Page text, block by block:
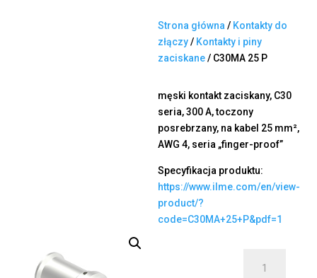
Strona główna / Kontakty do
złączy/ Kontakty i piny
zaciskane/ C30MA 25 P
męski kontakt zaciskany, C30
seria, 300 A, toczony
posrebrzany, na kabel 25 mm²,
AWG 4, seria „finger-proof”
Specyfikacja produktu:
https://www.ilme.com/en/view-
product/?
code=C30MA+25+P&pdf=1
C30MA